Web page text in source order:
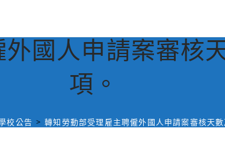
國人申請案審核
項。
校公告 > 轉知勞動部受理雇主聘僱外國人申請案審核天